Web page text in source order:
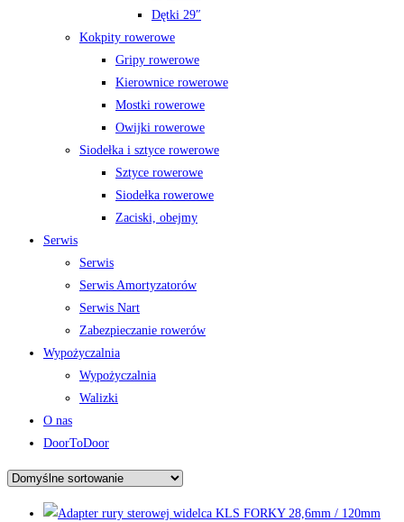
Dętki 29″
Kokpity rowerowe
Gripy rowerowe
Kierownice rowerowe
Mostki rowerowe
Owijki rowerowe
Siodełka i sztyce rowerowe
Sztyce rowerowe
Siodełka rowerowe
Zaciski, obejmy
Serwis
Serwis
Serwis Amortyzatorów
Serwis Nart
Zabezpieczanie rowerów
Wypożyczalnia
Wypożyczalnia
Walizki
O nas
DoorToDoor